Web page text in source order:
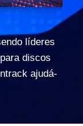
líderes
discos
ajudá-